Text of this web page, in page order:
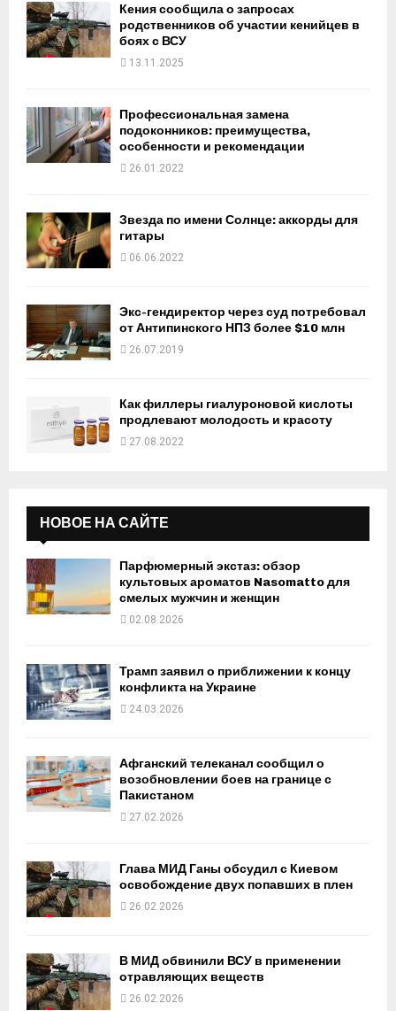
Кения сообщила о запросах
родственников об участии кенийцев в
боях с ВСУ
13.11.2025
Профессиональная замена
подоконников: преимущества,
особенности и рекомендации
26.01.2022
Звезда по имени Солнце: аккорды для
гитары
06.06.2022
Экс-гендиректор через суд потребовал
от Антипинского НПЗ более $10 млн
26.07.2019
Как филлеры гиалуроновой кислоты
продлевают молодость и красоту
27.08.2022
НОВОЕ НА САЙТЕ
Парфюмерный экстаз: обзор
культовых ароматов Nasomatto для
смелых мужчин и женщин
02.08.2026
Трамп заявил о приближении к концу
конфликта на Украине
24.03.2026
Афганский телеканал сообщил о
возобновлении боев на границе с
Пакистаном
27.02.2026
Глава МИД Ганы обсудил с Киевом
освобождение двух попавших в плен
26.02.2026
В МИД обвинили ВСУ в применении
отравляющих веществ
26.02.2026